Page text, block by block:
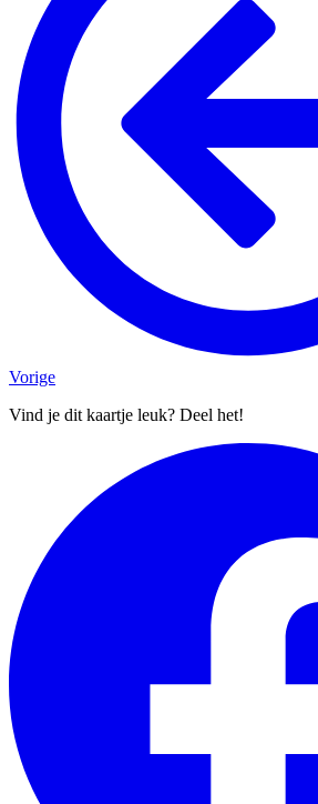
Vorige
Vind je dit kaartje leuk? Deel het!